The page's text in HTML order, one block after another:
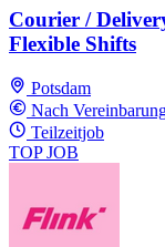
Courier /
Flexible Shifts
Potsdam
Nach
Teilzeitjob
TOP JOB